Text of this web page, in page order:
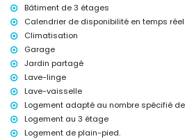
Bâtiment de 3 étages
Calendrier de disponibilité en temps réel
Climatisation
Garage
Jardin partagé
Lave-linge
Lave-vaisselle
Logement adapté au nombre spécifié
Logement au 3 étage
Logement de plain-pied.